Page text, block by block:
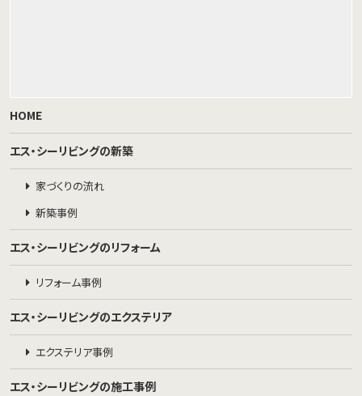
HOME
エス・シーリビングの新築
家づくりの流れ
新築事例
エス・シーリビングのリフォーム
リフォーム事例
エス・シーリビングのエクステリア
エクステリア事例
エス・シーリビングの施工事例